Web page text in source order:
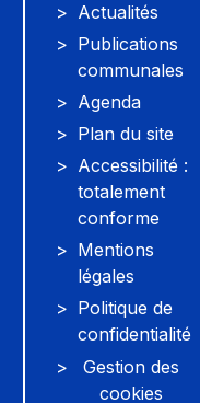
Actualités
Publications
communales
Agenda
Plan du site
Accessibilité :
totalement
conforme
Mentions
légales
Politique de
confidentialité
Gestion des
cookies